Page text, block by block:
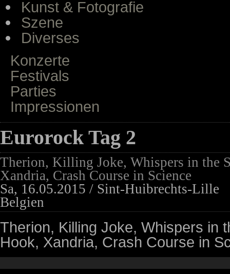
Kunst & Fotografie
Szene
Diverses
Konzerte
Festivals
Parties
Impressionen
Eurorock Tag 2
Therion, Killing Joke, Whispers in the
Xandria, Crash Course in Science
Sa, 16.05.2015 / Sint-Huibrechts-Lille
Belgien
Therion, Killing Joke, Whispers in
Hook, Xandria, Crash Course in